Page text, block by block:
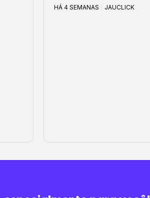
HÁ 4 SEMANAS JAUCLICK